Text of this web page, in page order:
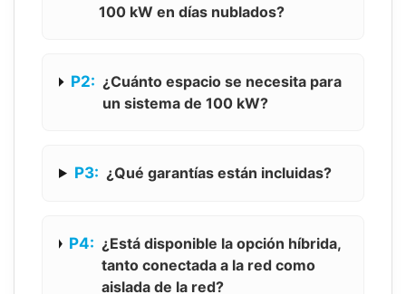
100 kW en días nublados?
P2: ¿Cuánto espacio se necesita para
un sistema de 100 kW?
P3: ¿Qué garantías están incluidas?
P4: ¿Está disponible la opción híbrida,
tanto conectada a la red como
aislada de la red?